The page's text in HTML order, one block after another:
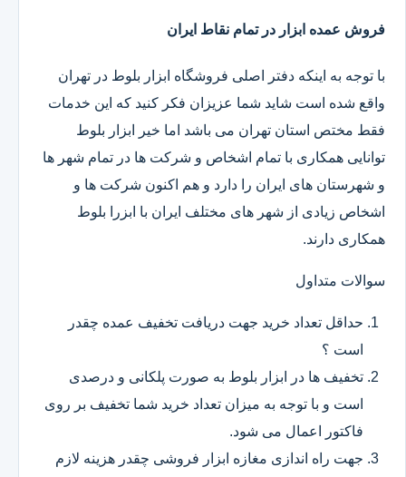
فروش عمده ابزار در تمام نقاط ایران
با توجه به اینکه دفتر اصلی فروشگاه ابزار بلوط در تهران
واقع شده است شاید شما عزیزان فکر کنید که این خدمات
فقط مختص استان تهران می باشد اما خیر ابزار بلوط
توانایی همکاری با تمام اشخاص و شرکت ها در تمام شهر ها
و شهرستان های ایران را دارد و هم اکنون شرکت ها و
اشخاص زیادی از شهر های مختلف ایران با ابزرا بلوط
همکاری دارند.
سوالات متداول
حداقل تعداد خرید جهت دریافت تخفیف عمده چقدر
است ؟
تخفیف ها در ابزار بلوط به صورت پلکانی و درصدی
است و با توجه به میزان تعداد خرید شما تخفیف بر روی
فاکتور اعمال می شود.
جهت راه اندازی مغازه ابزار فروشی چقدر هزینه لازم